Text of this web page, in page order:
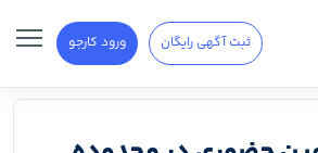
ثبت آگهی رایگان ورود کارجو